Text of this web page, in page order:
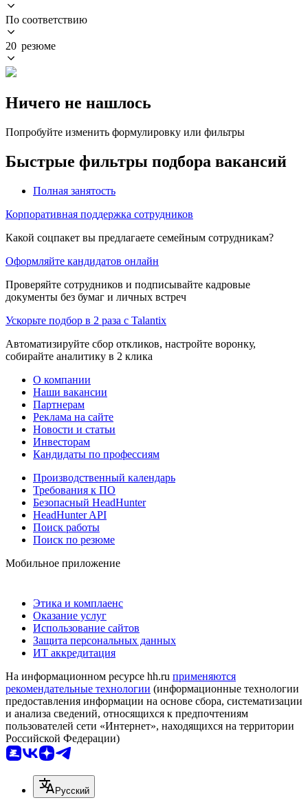
По соответствию
20 резюме
Ничего не нашлось
Попробуйте изменить формулировку или фильтры
Быстрые фильтры подбора вакансий
Полная занятость
Корпоративная поддержка сотрудников
Какой соцпакет вы предлагаете семейным сотрудникам?
Оформляйте кандидатов онлайн
Проверяйте сотрудников и подписывайте кадровые
документы без бумаг и личных встреч
Ускорьте подбор в 2 раза с Talantix
Автоматизируйте сбор откликов, настройте воронку,
собирайте аналитику в 2 клика
О компании
Наши вакансии
Партнерам
Реклама на сайте
Новости и статьи
Инвесторам
Кандидаты по профессиям
Производственный календарь
Требования к ПО
Безопасный HeadHunter
HeadHunter API
Поиск работы
Поиск по резюме
Мобильное приложение
Этика и комплаенс
Оказание услуг
Использование сайтов
Защита персональных данных
ИТ аккредитация
На информационном ресурсе hh.ru применяются
рекомендательные технологии (информационные технологии
предоставления информации на основе сбора, систематизации
и анализа сведений, относящихся к предпочтениям
пользователей сети «Интернет», находящихся на территории
Российской Федерации)
Русский